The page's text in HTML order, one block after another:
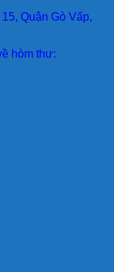
Quận Gò Vấp,
hòm thư: